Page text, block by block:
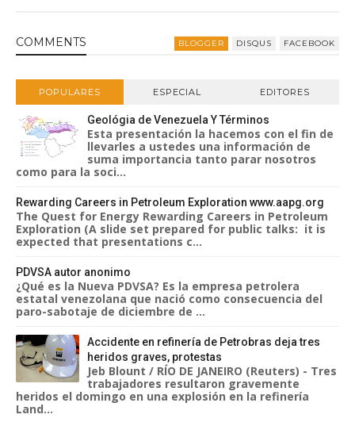
COMMENTS BLOGGER DISQUS FACEBOOK
POPULARES ESPECIAL EDITORES
Geológia de Venezuela Y Términos
Esta presentación la hacemos con el fin de
llevarles a ustedes una información de
suma importancia tanto parar nosotros
como para la soci...
Rewarding Careers in Petroleum Exploration www.aapg.org
The Quest for Energy Rewarding Careers in Petroleum
Exploration (A slide set prepared for public talks: it is
expected that presentations c...
PDVSA autor anonimo
¿Qué es la Nueva PDVSA? Es la empresa petrolera
estatal venezolana que nació como consecuencia del
paro-sabotaje de diciembre de ...
Accidente en refinería de Petrobras deja tres
heridos graves, protestas
Jeb Blount / RÍO DE JANEIRO (Reuters) - Tres
trabajadores resultaron gravemente
heridos el domingo en una explosión en la refinería
Land...